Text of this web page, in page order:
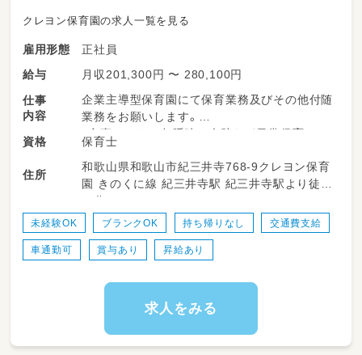
クレヨン保育園の求人一覧を見る
雇用形態
正社員
給与
月収201,300円 〜 280,100円
仕事
内容
企業主導型保育園にて保育業務及びその他付随
業務をお願いします。
・食事・トイレ・午睡時の介助など日常保育
・書類作成（月案・週案・日案・避難訓練報告書な
ど）
・月製作、行事の製作などの準備
・延長保育 （18：15～21：30/園児の申し込みに
よる）
・夜勤（19：00～7：15/回数は申し込みによりま
→園児が眠ってからは見守り業務が中心です。
日中できなかった書類業務などの時間が取れま
・病児、一時預かり保育あり
資格 保育士
住所
和歌山県和歌山市紀三井寺768-9クレヨン保育
園 きのくに線 紀三井寺駅 紀三井寺駅より徒歩
７分
未経験OK ブランクOK 持ち帰りなし 交通費支給
車通勤可 賞与あり 昇給あり
求人をみる